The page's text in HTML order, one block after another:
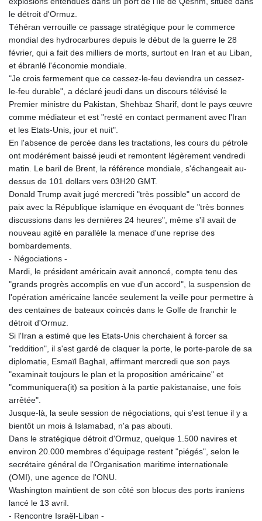
LSL 18.828807
LVL 0.696959
MAD 10.770417
MKD 61.539077
4143.388184
MOP 9.327593
MUR 54.234774
MVR 17.813278
MZN 73.643798
NAD 18.828807
NPR 175.774208
OMR 0.443012
PAB 1.154359
PGK 5.100167
PHP 70.186213
PKR 320.48031
PLN 4.301477
le détroit d'Ormuz.
Téhéran verrouille ce passage stratégique pour le commerce
mondial des hydrocarbures depuis le début de la guerre le 28
février, qui a fait des milliers de morts, surtout en Iran et au Liban,
et ébranlé l'économie mondiale.
"Je crois fermement que ce cessez-le-feu deviendra un cessez-
le-feu durable", a déclaré jeudi dans un discours télévisé le
Premier ministre du Pakistan, Shehbaz Sharif, dont le pays œuvre
comme médiateur et est "resté en contact permanent avec l'Iran
et les Etats-Unis, jour et nuit".
En l'absence de percée dans les tractations, les cours du pétrole
ont modérément baissé jeudi et remontent légèrement vendredi
matin. Le baril de Brent, la référence mondiale, s'échangeait au-
dessus de 101 dollars vers 03H20 GMT.
Donald Trump avait jugé mercredi "très possible" un accord de
paix avec la République islamique en évoquant de "très bonnes
discussions dans les dernières 24 heures", même s'il avait de
nouveau agité en parallèle la menace d'une reprise des
bombardements.
- Négociations -
Mardi, le président américain avait annoncé, compte tenu des
"grands progrès accomplis en vue d'un accord", la suspension de
l'opération américaine lancée seulement la veille pour permettre à
des centaines de bateaux coincés dans le Golfe de franchir le
détroit d'Ormuz.
Si l'Iran a estimé que les Etats-Unis cherchaient à forcer sa
"reddition", il s'est gardé de claquer la porte, le porte-parole de sa
diplomatie, Esmaïl Baghaï, affirmant mercredi que son pays
"examinait toujours le plan et la proposition américaine" et
"communiquera(it) sa position à la partie pakistanaise, une fois
arrêtée".
Jusque-là, la seule session de négociations, qui s'est tenue il y a
bientôt un mois à Islamabad, n'a pas abouti.
Dans le stratégique détroit d'Ormuz, quelque 1.500 navires et
environ 20.000 membres d'équipage restent "piégés", selon le
secrétaire général de l'Organisation maritime internationale
(OMI), une agence de l'ONU.
Washington maintient de son côté son blocus des ports iraniens
lancé le 13 avril.
- Rencontre Israël-Liban -